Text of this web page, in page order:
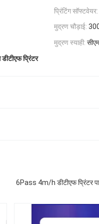
प्रिंटिंग सॉफ्टवेयर:
मुद्रण चौड़ाई:
मुद्रण स्याही:
प्रिंटर
6Pass 4m/h डीटीएफ प्रिंटर